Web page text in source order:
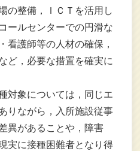
の整備，ＩＣＴを活用し
ールセンターでの円滑な
看護師等の人材の確保，
ど，必要な措置を確実に
対象については，同じエ
りながら，入所施設従事
異があることや，障害
実に接種困難者となり得